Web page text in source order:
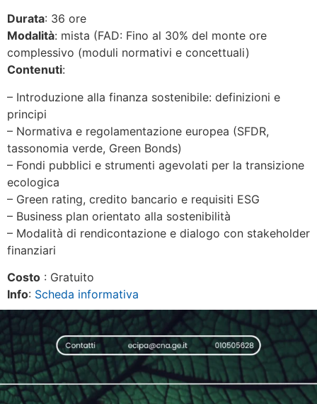
Durata: 36 ore
Modalità: mista (FAD: Fino al 30% del monte ore
complessivo (moduli normativi e concettuali)
Contenuti:
– Introduzione alla finanza sostenibile: definizioni e
principi
– Normativa e regolamentazione europea (SFDR,
tassonomia verde, Green Bonds)
– Fondi pubblici e strumenti agevolati per la transizione
ecologica
– Green rating, credito bancario e requisiti ESG
– Business plan orientato alla sostenibilità
– Modalità di rendicontazione e dialogo con stakeholder
finanziari
Costo : Gratuito
Info: Scheda informativa